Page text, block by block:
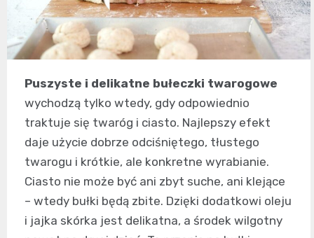
Puszyste i delikatne bułeczki twarogowe
wychodzą tylko wtedy, gdy odpowiednio
traktuje się twaróg i ciasto. Najlepszy efekt
daje użycie dobrze odciśniętego, tłustego
twarogu i krótkie, ale konkretne wyrabianie.
Ciasto nie może być ani zbyt suche, ani klejące
– wtedy bułki będą zbite. Dzięki dodatkowi oleju
i jajka skórka jest delikatna, a środek wilgotny